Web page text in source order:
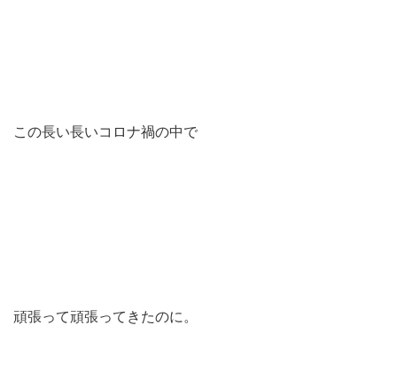
この長い長いコロナ禍の中で
頑張って頑張ってきたのに。